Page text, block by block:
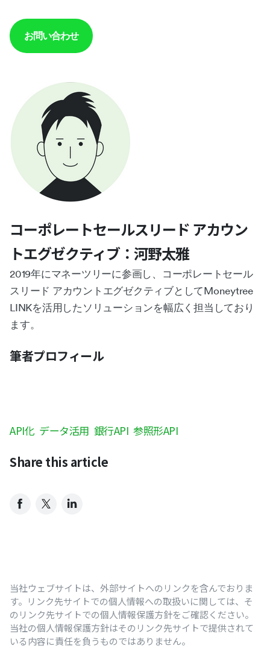
お問い合わせ
コーポレートセールスリード アカウン
トエグゼクティブ：河野太雅
2019年にマネーツリーに参画し、コーポレートセール
スリード アカウントエグゼクティブとしてMoneytree
LINKを活用したソリューションを幅広く担当しており
ます。
筆者プロフィール
API化 データ活用 銀行API 参照形API
Share this article
当社ウェブサイトは、外部サイトへのリンクを含んでおりま
す。リンク先サイトでの個人情報への取扱いに関しては、そ
のリンク先サイトでの個人情報保護方針をご確認ください。
当社の個人情報保護方針はそのリンク先サイトで提供されて
いる内容に責任を負うものではありません。